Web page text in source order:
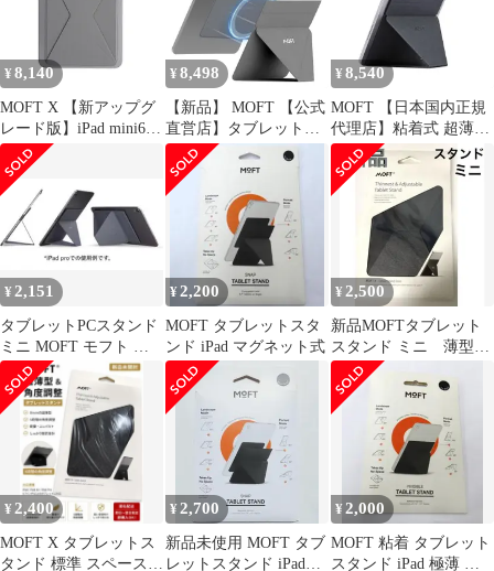
¥ 8,140
MOFT X 【新アップグ
レード版】iPad mini6
(2021)サイズ 7.9~9.7in
タブレットスタンド
iPad Pro Mini 2021 2022
7.9~9.7インチ 対応
(7.9?9.7インチ, クール
グレー)ts e25fbc43
¥ 8,498
【新品】 MOFT 【公式
直営店】タブレットス
タンド 7.9-9.7インチ マ
グネット式 角度調整 極
薄 超軽量 折りたたみ
iPad Mini対応 持ち運び
便利 1
¥ 8,540
MOFT 【日本国内正規
代理店】粘着式 超薄型
MOFT X iPadスタンド
ipad pro/air タブレット
スタンドに対応 多角度
調整 携帯便利 9.7イン
チ/10.2インチ/10.5イン
チ/12.9インチに対応 折
り畳み式 コンパク
48c119f1
¥ 2,151
タブレットPCスタンド
ミニ MOFT モフト グ
レー MS008 新品 7.9
¥2,200
MOFT タブレットスタ
ンド iPad マグネット式
¥ 2,500
新品MOFTタブレット
スタンド ミニ 薄型調
整可能MS008-M-GRY
¥ 2,400
MOFT X タブレットス
タンド 標準 スペースグ
¥2,700
新品未使用 MOFT タブ
レットスタンド iPad
¥2,000
MOFT 粘着 タブレット
スタンド iPad 極薄 超